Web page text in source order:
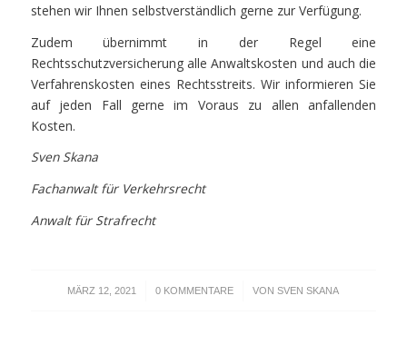
stehen wir Ihnen selbstverständlich gerne zur Verfügung.
Zudem übernimmt in der Regel eine
Rechtsschutzversicherung alle Anwaltskosten und auch die
Verfahrenskosten eines Rechtsstreits. Wir informieren Sie
auf jeden Fall gerne im Voraus zu allen anfallenden
Kosten.
Sven Skana
Fachanwalt für Verkehrsrecht
Anwalt für Strafrecht
MÄRZ 12, 2021
/ 0 KOMMENTARE
/ VONSVEN SKANA